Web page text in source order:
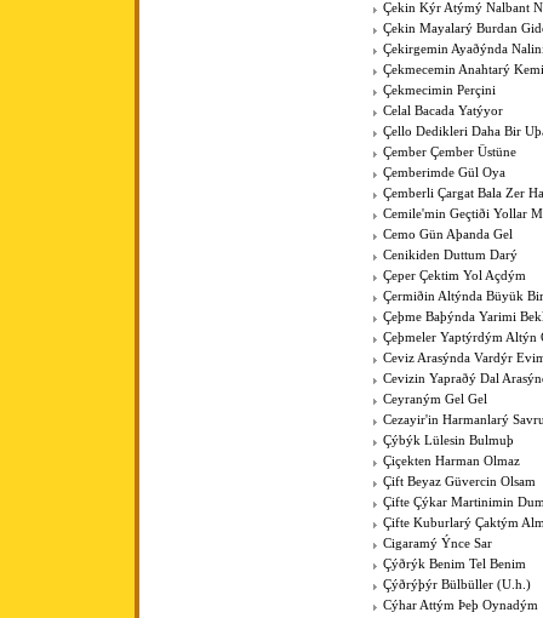
Çekin Kýr Atýmý Nalbant
Çekin Mayalarý Burdan
Çekirgemin Ayaðýnda
Çekmecemin Anahtarý
Çekmecimin Perçini
Celal Bacada Yatýyor
Çello Dedikleri Daha Bir
Çember Çember Üstüne
Çemberimde Gül Oya
Çemberli Çargat Bala Zer
Cemile'min Geçtiði Yollar
Cemo Gün Aþanda Gel
Cenikiden Duttum Darý
Çeper Çektim Yol Açdým
Çermiðin Altýnda Büyük
Çeþme Baþýnda Yarimi
Çeþmeler Yaptýrdým Altýn
Ceviz Arasýnda Vardýr
Cevizin Yapraðý Dal
Ceyraným Gel Gel
Cezayir'in Harmanlarý
Çýbýk Lülesin Bulmuþ
Çiçekten Harman Olmaz
Çift Beyaz Güvercin Olsam
Çifte Çýkar Martinimin
Çifte Kuburlarý Çaktým
Cigaramý Ýnce Sar
Çýðrýk Benim Tel Benim
Çýðrýþýr Bülbüller (U.h.)
Cýhar Attým Þeþ Oynadým